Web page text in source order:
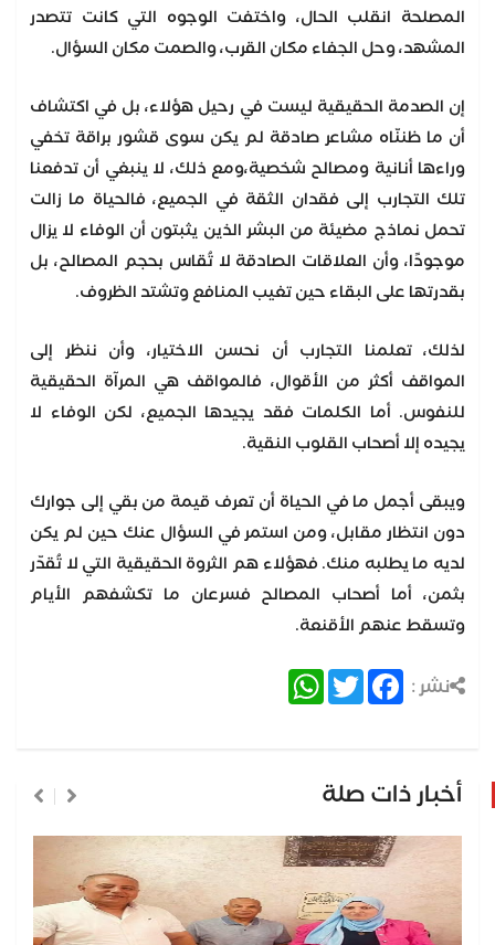
المصلحة انقلب الحال، واختفت الوجوه التي كانت تتصدر
المشهد، وحل الجفاء مكان القرب، والصمت مكان السؤال.
إن الصدمة الحقيقية ليست في رحيل هؤلاء، بل في اكتشاف
أن ما ظننّاه مشاعر صادقة لم يكن سوى قشور براقة تخفي
وراءها أنانية ومصالح شخصية،ومع ذلك، لا ينبغي أن تدفعنا
تلك التجارب إلى فقدان الثقة في الجميع، فالحياة ما زالت
تحمل نماذج مضيئة من البشر الذين يثبتون أن الوفاء لا يزال
موجودًا، وأن العلاقات الصادقة لا تُقاس بحجم المصالح، بل
بقدرتها على البقاء حين تغيب المنافع وتشتد الظروف.
لذلك، تعلمنا التجارب أن نحسن الاختيار، وأن ننظر إلى
المواقف أكثر من الأقوال، فالمواقف هي المرآة الحقيقية
للنفوس. أما الكلمات فقد يجيدها الجميع، لكن الوفاء لا
يجيده إلا أصحاب القلوب النقية.
ويبقى أجمل ما في الحياة أن تعرف قيمة من بقي إلى جوارك
دون انتظار مقابل، ومن استمر في السؤال عنك حين لم يكن
لديه ما يطلبه منك. فهؤلاء هم الثروة الحقيقية التي لا تُقدّر
بثمن، أما أصحاب المصالح فسرعان ما تكشفهم الأيام
وتسقط عنهم الأقنعة.
نشر : Facebook
Twitter
WhatsApp
أخبار ذات صلة